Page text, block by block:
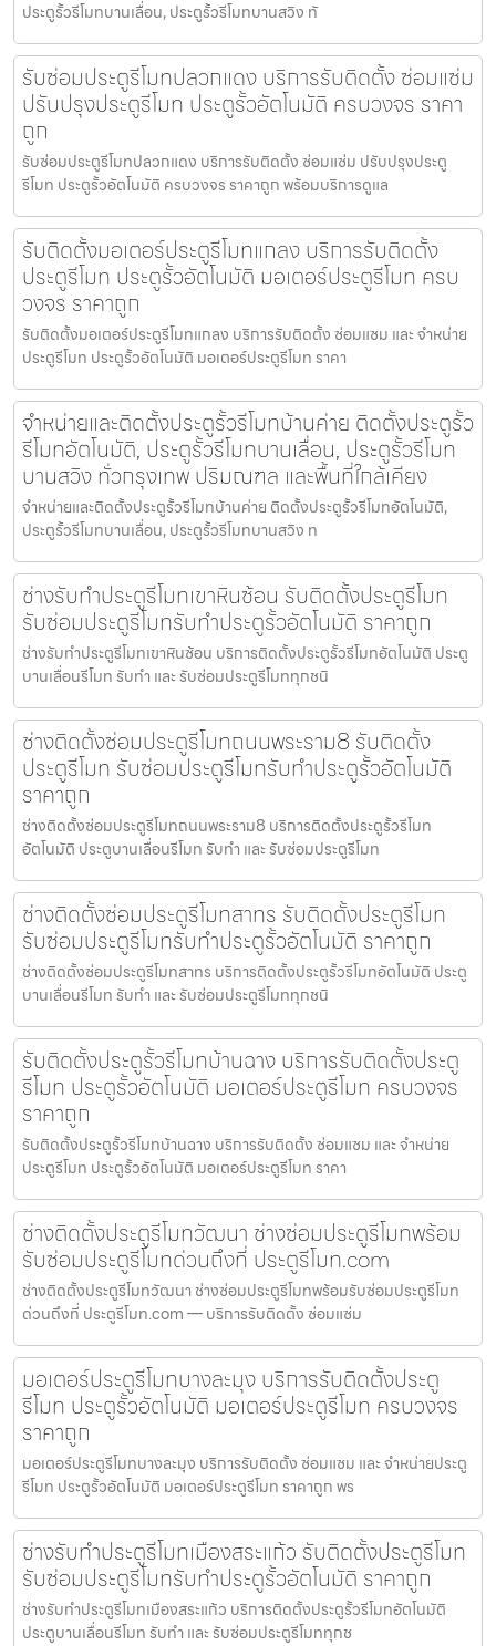
ประตูรั้วรีโมทบานเลื่อน, ประตูรั้วรีโมทบานสวิง ทั
รับซ่อมประตูรีโมทปลวกแดง บริการรับติดตั้ง ซ่อมแซ่ม
ปรับปรุงประตูรีโมท ประตูรั้วอัตโนมัติ ครบวงจร ราคา
ถูก
รับซ่อมประตูรีโมทปลวกแดง บริการรับติดตั้ง ซ่อมแซ่ม ปรับปรุงประตู
รีโมท ประตูรั้วอัตโนมัติ ครบวงจร ราคาถูก พร้อมบริการดูแล
รับติดตั้งมอเตอร์ประตูรีโมทแกลง บริการรับติดตั้ง
ประตูรีโมท ประตูรั้วอัตโนมัติ มอเตอร์ประตูรีโมท ครบ
วงจร ราคาถูก
รับติดตั้งมอเตอร์ประตูรีโมทแกลง บริการรับติดตั้ง ซ่อมแซม และ จำหน่าย
ประตูรีโมท ประตูรั้วอัตโนมัติ มอเตอร์ประตูรีโมท ราคา
จำหน่ายและติดตั้งประตูรั้วรีโมทบ้านค่าย ติดตั้งประตูรั้ว
รีโมทอัตโนมัติ, ประตูรั้วรีโมทบานเลื่อน, ประตูรั้วรีโมท
บานสวิง ทั่วกรุงเทพ ปริมณฑล และพื้นที่ใกล้เคียง
จำหน่ายและติดตั้งประตูรั้วรีโมทบ้านค่าย ติดตั้งประตูรั้วรีโมทอัตโนมัติ,
ประตูรั้วรีโมทบานเลื่อน, ประตูรั้วรีโมทบานสวิง ท
ช่างรับทำประตูรีโมทเขาหินซ้อน รับติดตั้งประตูรีโมท
รับซ่อมประตูรีโมทรับทำประตูรั้วอัตโนมัติ ราคาถูก
ช่างรับทำประตูรีโมทเขาหินซ้อน บริการติดตั้งประตูรั้วรีโมทอัตโนมัติ ประตู
บานเลื่อนรีโมท รับทำ และ รับซ่อมประตูรีโมททุกชนิ
ช่างติดตั้งซ่อมประตูรีโมทถนนพระราม8 รับติดตั้ง
ประตูรีโมท รับซ่อมประตูรีโมทรับทำประตูรั้วอัตโนมัติ
ราคาถูก
ช่างติดตั้งซ่อมประตูรีโมทถนนพระราม8 บริการติดตั้งประตูรั้วรีโมท
อัตโนมัติ ประตูบานเลื่อนรีโมท รับทำ และ รับซ่อมประตูรีโมท
ช่างติดตั้งซ่อมประตูรีโมทสาทร รับติดตั้งประตูรีโมท
รับซ่อมประตูรีโมทรับทำประตูรั้วอัตโนมัติ ราคาถูก
ช่างติดตั้งซ่อมประตูรีโมทสาทร บริการติดตั้งประตูรั้วรีโมทอัตโนมัติ ประตู
บานเลื่อนรีโมท รับทำ และ รับซ่อมประตูรีโมททุกชนิ
รับติดตั้งประตูรั้วรีโมทบ้านฉาง บริการรับติดตั้งประตู
รีโมท ประตูรั้วอัตโนมัติ มอเตอร์ประตูรีโมท ครบวงจร
ราคาถูก
รับติดตั้งประตูรั้วรีโมทบ้านฉาง บริการรับติดตั้ง ซ่อมแซม และ จำหน่าย
ประตูรีโมท ประตูรั้วอัตโนมัติ มอเตอร์ประตูรีโมท ราคา
ช่างติดตั้งประตูรีโมทวัฒนา ช่างซ่อมประตูรีโมทพร้อม
รับซ่อมประตูรีโมทด่วนถึงที่ ประตูรีโมท.com
ช่างติดตั้งประตูรีโมทวัฒนา ช่างซ่อมประตูรีโมทพร้อมรับซ่อมประตูรีโมท
ด่วนถึงที่ ประตูรีโมท.com — บริการรับติดตั้ง ซ่อมแซ่ม
มอเตอร์ประตูรีโมทบางละมุง บริการรับติดตั้งประตู
รีโมท ประตูรั้วอัตโนมัติ มอเตอร์ประตูรีโมท ครบวงจร
ราคาถูก
มอเตอร์ประตูรีโมทบางละมุง บริการรับติดตั้ง ซ่อมแซม และ จำหน่ายประตู
รีโมท ประตูรั้วอัตโนมัติ มอเตอร์ประตูรีโมท ราคาถูก พร
ช่างรับทำประตูรีโมทเมืองสระแก้ว รับติดตั้งประตูรีโมท
รับซ่อมประตูรีโมทรับทำประตูรั้วอัตโนมัติ ราคาถูก
ช่างรับทำประตูรีโมทเมืองสระแก้ว บริการติดตั้งประตูรั้วรีโมทอัตโนมัติ
ประตูบานเลื่อนรีโมท รับทำ และ รับซ่อมประตูรีโมททุกช